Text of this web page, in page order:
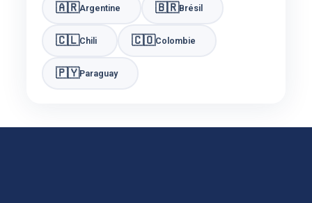
🇦🇷Argentine 🇧🇷Brésil
🇨🇱Chili 🇨🇴Colombie
🇵🇾Paraguay